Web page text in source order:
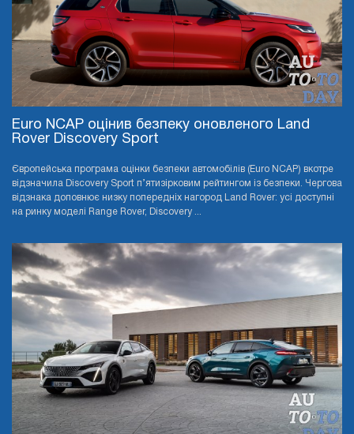
Euro NCAP оцінив безпеку оновленого Land
Rover Discovery Sport
Європейська програма оцінки безпеки автомобілів (Euro NCAP) вкотре
відзначила Discovery Sport п’ятизірковим рейтингом із безпеки. Чергова
відзнака доповнює низку попередніх нагород Land Rover: усі доступні
на ринку моделі Range Rover, Discovery ...